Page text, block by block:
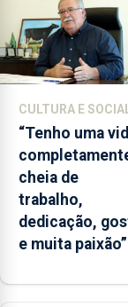
2022
e
2026.
ilha
das
Flores
apresenta
um
“decréscimo
significativo”
CPUE
CULTURA E
“Tenho uma
cheia de
trabalho,
dedicação,
e muita paixão”